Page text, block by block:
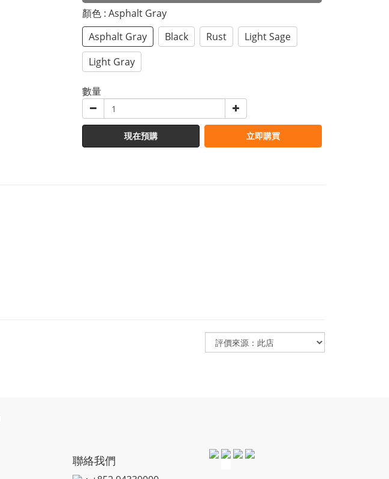
顏色 : Asphalt Gray
Asphalt Gray
Black Rust
Light Sage
Light Gray
數量
現在預購 立即購買
聯絡我們